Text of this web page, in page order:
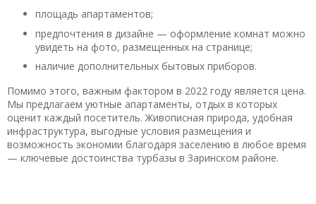
площадь апартаментов;
предпочтения в дизайне — оформление комнат можно
увидеть на фото, размещенных на странице;
наличие дополнительных бытовых приборов.
Помимо этого, важным фактором в 2022 году является цена.
Мы предлагаем уютные апартаменты, отдых в которых
оценит каждый посетитель. Живописная природа, удобная
инфраструктура, выгодные условия размещения и
возможность экономии благодаря заселению в любое время
— ключевые достоинства турбазы в Заринском районе.